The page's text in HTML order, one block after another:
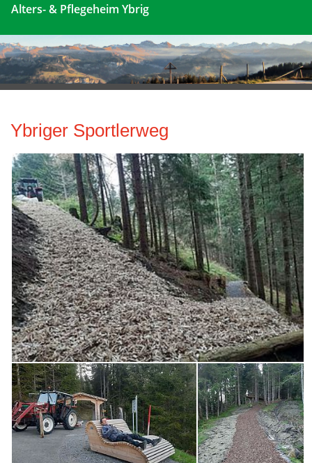
Alters- & Pflegeheim Ybrig
Ybriger Sportlerweg